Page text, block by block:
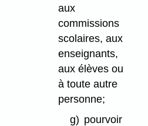
aux
commissions
scolaires, aux
enseignants,
aux élèves ou
à toute autre
personne;
g) pourvoir